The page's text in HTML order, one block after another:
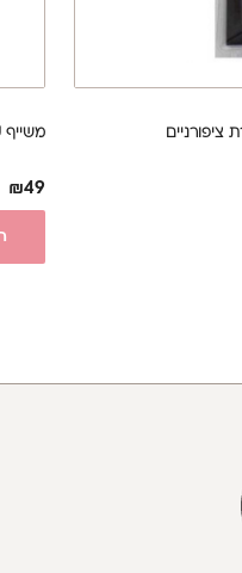
משייף U לפדיקור מקצועי - The U shape
₪49